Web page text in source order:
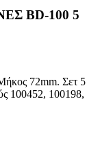
BD-100 5
72mm. Σετ 5
100452, 100198,